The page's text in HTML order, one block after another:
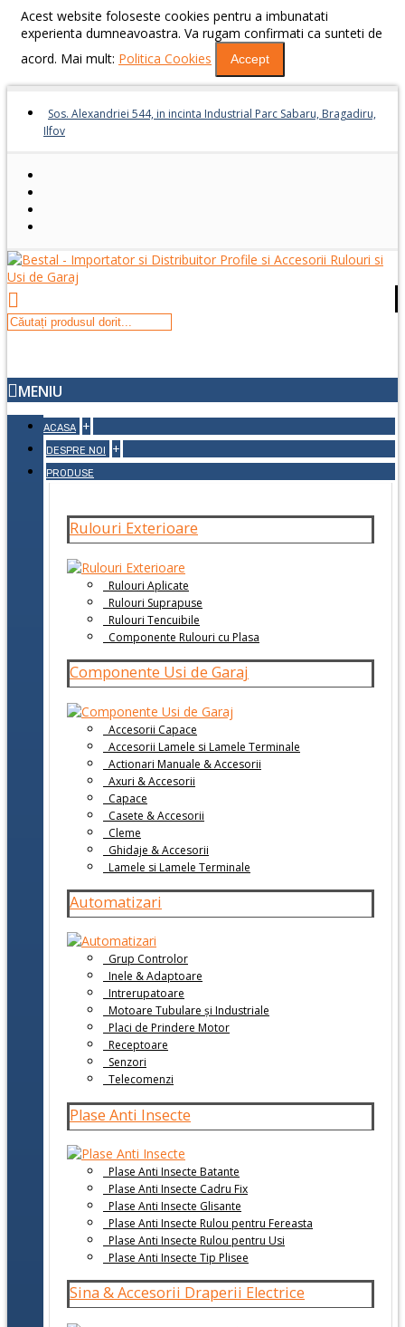
Acest website foloseste cookies pentru a imbunatati
experienta dumneavoastra. Va rugam confirmati ca sunteti de
acord. Mai mult: Politica Cookies Accept
Sos. Alexandriei 544, in incinta Industrial Parc Sabaru, Bragadiru,
Ilfov
MENIU
ACASA +
DESPRE NOI +
PRODUSE
Rulouri Exterioare
Rulouri Aplicate
Rulouri Suprapuse
Rulouri Tencuibile
Componente Rulouri cu Plasa
Componente Usi de Garaj
Accesorii Capace
Accesorii Lamele si Lamele Terminale
Actionari Manuale & Accesorii
Axuri & Accesorii
Capace
Casete & Accesorii
Cleme
Ghidaje & Accesorii
Lamele si Lamele Terminale
Automatizari
Grup Controlor
Inele & Adaptoare
Intrerupatoare
Motoare Tubulare și Industriale
Placi de Prindere Motor
Receptoare
Senzori
Telecomenzi
Plase Anti Insecte
Plase Anti Insecte Batante
Plase Anti Insecte Cadru Fix
Plase Anti Insecte Glisante
Plase Anti Insecte Rulou pentru Fereasta
Plase Anti Insecte Rulou pentru Usi
Plase Anti Insecte Tip Plisee
Sina & Accesorii Draperii Electrice